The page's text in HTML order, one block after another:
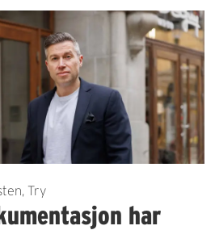
Try
har